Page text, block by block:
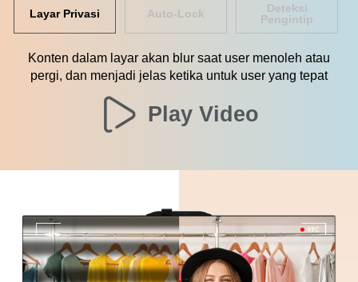
Layar Privasi Auto-Lock
Deteksi
Pengintip
Konten dalam layar akan blur saat user menoleh atau
pergi, dan menjadi jelas ketika untuk user yang tepat
Play Video